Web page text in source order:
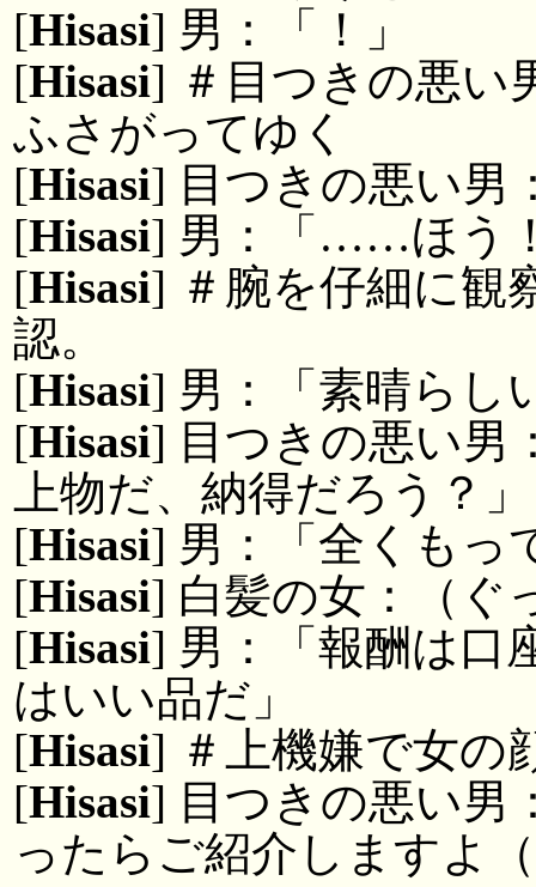
[Hisasi] 男：「！」
[Hisasi] ＃目つきの悪い
ふさがってゆく
[Hisasi] 目つきの悪い男
[Hisasi] 男：「……ほう
[Hisasi] ＃腕を仔細に観
認。
[Hisasi] 男：「素晴らし
[Hisasi] 目つきの悪い男
上物だ、納得だろう？」
[Hisasi] 男：「全くもっ
[Hisasi] 白髪の女：（ぐ
[Hisasi] 男：「報酬は口
はいい品だ」
[Hisasi] ＃上機嫌で女の
[Hisasi] 目つきの悪い男
ったらご紹介しますよ